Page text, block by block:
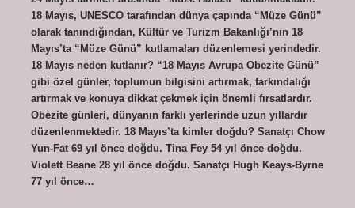
18 Mayıs, UNESCO tarafından dünya çapında “Müze Günü”
olarak tanındığından, Kültür ve Turizm Bakanlığı’nın 18
Mayıs’ta “Müze Günü” kutlamaları düzenlemesi yerindedir.
18 Mayıs neden kutlanır? “18 Mayıs Avrupa Obezite Günü”
gibi özel günler, toplumun bilgisini artırmak, farkındalığı
artırmak ve konuya dikkat çekmek için önemli fırsatlardır.
Obezite günleri, dünyanın farklı yerlerinde uzun yıllardır
düzenlenmektedir. 18 Mayıs’ta kimler doğdu? Sanatçı Chow
Yun-Fat 69 yıl önce doğdu. Tina Fey 54 yıl önce doğdu.
Violett Beane 28 yıl önce doğdu. Sanatçı Hugh Keays-Byrne
77 yıl önce…